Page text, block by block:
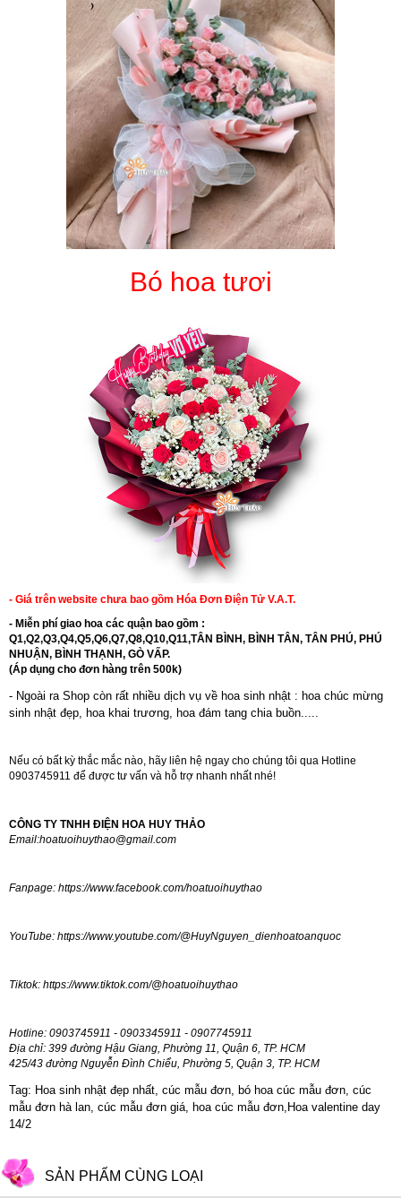
Bó hoa tươi
- Giá trên website chưa bao gồm Hóa Đơn Điện Tử V.A.T.
- Miễn phí giao hoa các quận bao gồm :
Q1,Q2,Q3,Q4,Q5,Q6,Q7,Q8,Q10,Q11,TÂN BÌNH, BÌNH TÂN, TÂN PHÚ, PHÚ
NHUẬN, BÌNH THẠNH, GÒ VẤP.
(Áp dụng cho đơn hàng trên 500k)
- Ngoài ra Shop còn rất nhiều dịch vụ về hoa sinh nhật : hoa chúc mừng
sinh nhật đẹp,
hoa khai trương hoa đám tang chia buồn.....
Nếu có bất kỳ thắc mắc nào, hãy liên hệ ngay cho chúng tôi qua Hotline
0903745911 để được tư vấn và hỗ trợ nhanh nhất nhé!
CÔNG TY TNHH ĐIỆN HOA HUY THẢO
Email:hoatuoihuythao@gmail.com
Fanpage: https://www.facebook.com/hoatuoihuythao
YouTube: https://www.youtube.com/@HuyNguyen_dienhoatoanquoc
Tiktok: https://www.tiktok.com/@hoatuoihuythao
Hotline: 0903745911 - 0903345911 - 0907745911
Địa chỉ: 399 đường Hậu Giang, Phường 11, Quận 6, TP. HCM
425/43 đường Nguyễn Đình Chiểu, Phường 5, Quận 3, TP. HCM
Tag: Hoa sinh nhật đẹp nhất, cúc mẫu đơn, bó hoa cúc mẫu đơn, cúc
mẫu đơn hà lan, cúc mẫu đơn giá, hoa cúc mẫu đơn,Hoa valentine day
14/2
SẢN PHẨM CÙNG LOẠI